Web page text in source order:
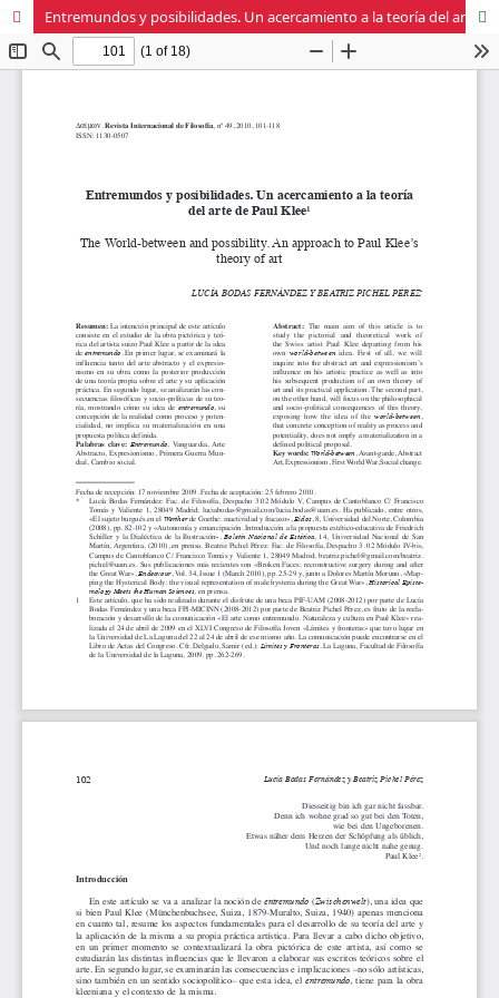
Entremundos y posibilidades. Un acercamiento a la teoría del arte de Paul Klee.